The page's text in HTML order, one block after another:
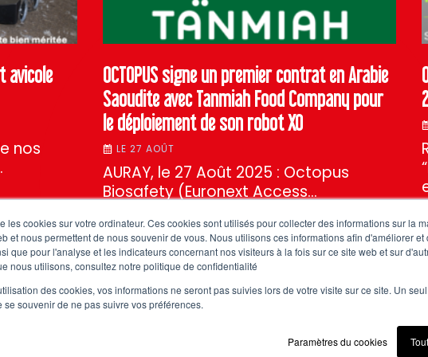
les cookies sur votre ordinateur. Ces cookies sont utilisés pour collecter des informations sur la
et nous permettent de nous souvenir de vous. Nous utilisons ces informations afin d'améliorer
que pour l'analyse et les indicateurs concernant nos visiteurs à la fois sur ce site web et sur
nous utilisons, consultez notre politique de confidentialité
des cookies, vos informations ne seront pas suivies lors de votre visite sur ce site. Un
se souvenir de ne pas suivre vos préférences.
Paramètres du cookies
avicole
nos
OCTOPUS signe un premier contrat en Arabie
Saoudite avec Tanmiah Food Company pour
le déploiement de son robot XO
LE 27 AOÛT
AURAY, le 27 Août 2025 : Octopus
Biosafety (Euronext Access…
TOUTES NOS ACTUS